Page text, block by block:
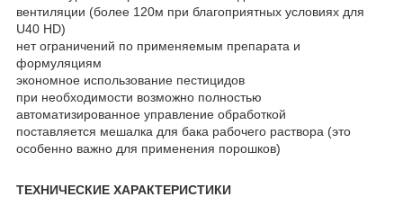
вентиляции (более 120м при благоприятных условиях для
U40 HD)
нет ограничений по применяемым препарата и
формуляциям
экономное использование пестицидов
при необходимости возможно полностью
автоматизированное управление обработкой
поставляется мешалка для бака рабочего раствора (это
особенно важно для применения порошков)
ТЕХНИЧЕСКИЕ ХАРАКТЕРИСТИКИ